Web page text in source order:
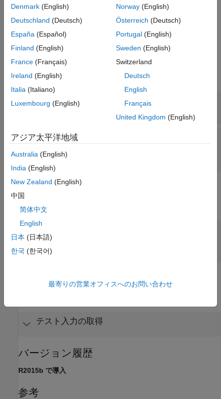
の入力セットを取得し、それらをテスト入力オブジェクト
の配列として返します。テスト
ケースが等価性テスト ケースの場合、シミュレーション インデ
ックスを指定します。
入力引数
すべて展開する
—テスト ケース
sltest.testmanager.TestCase
simulationIndex
ション番号
1|2
出力引数
すべて展開する
sltest.testmanager.TestInput
の配列
テスト入力の取得
バージョン履歴
R2015b で導入
参考
Denmark (English)
Deutschland (Deutsch)
España (Español)
Finland (English)
France (Français)
Ireland (English)
Italia (Italiano)
Luxembourg (English)
Norway(English)
Österreich (Deutsch)
Portugal(English)
Sweden (English)
Switzerland
Deutsch
English
Français
United Kingdom (English)
アジア太平洋地域
Australia (English)
India (English)
New Zealand (English)
中国
简体中文
English
日本 (日本語)
한국 (한국어)
最寄りの営業オフィスへのお問い合わせ